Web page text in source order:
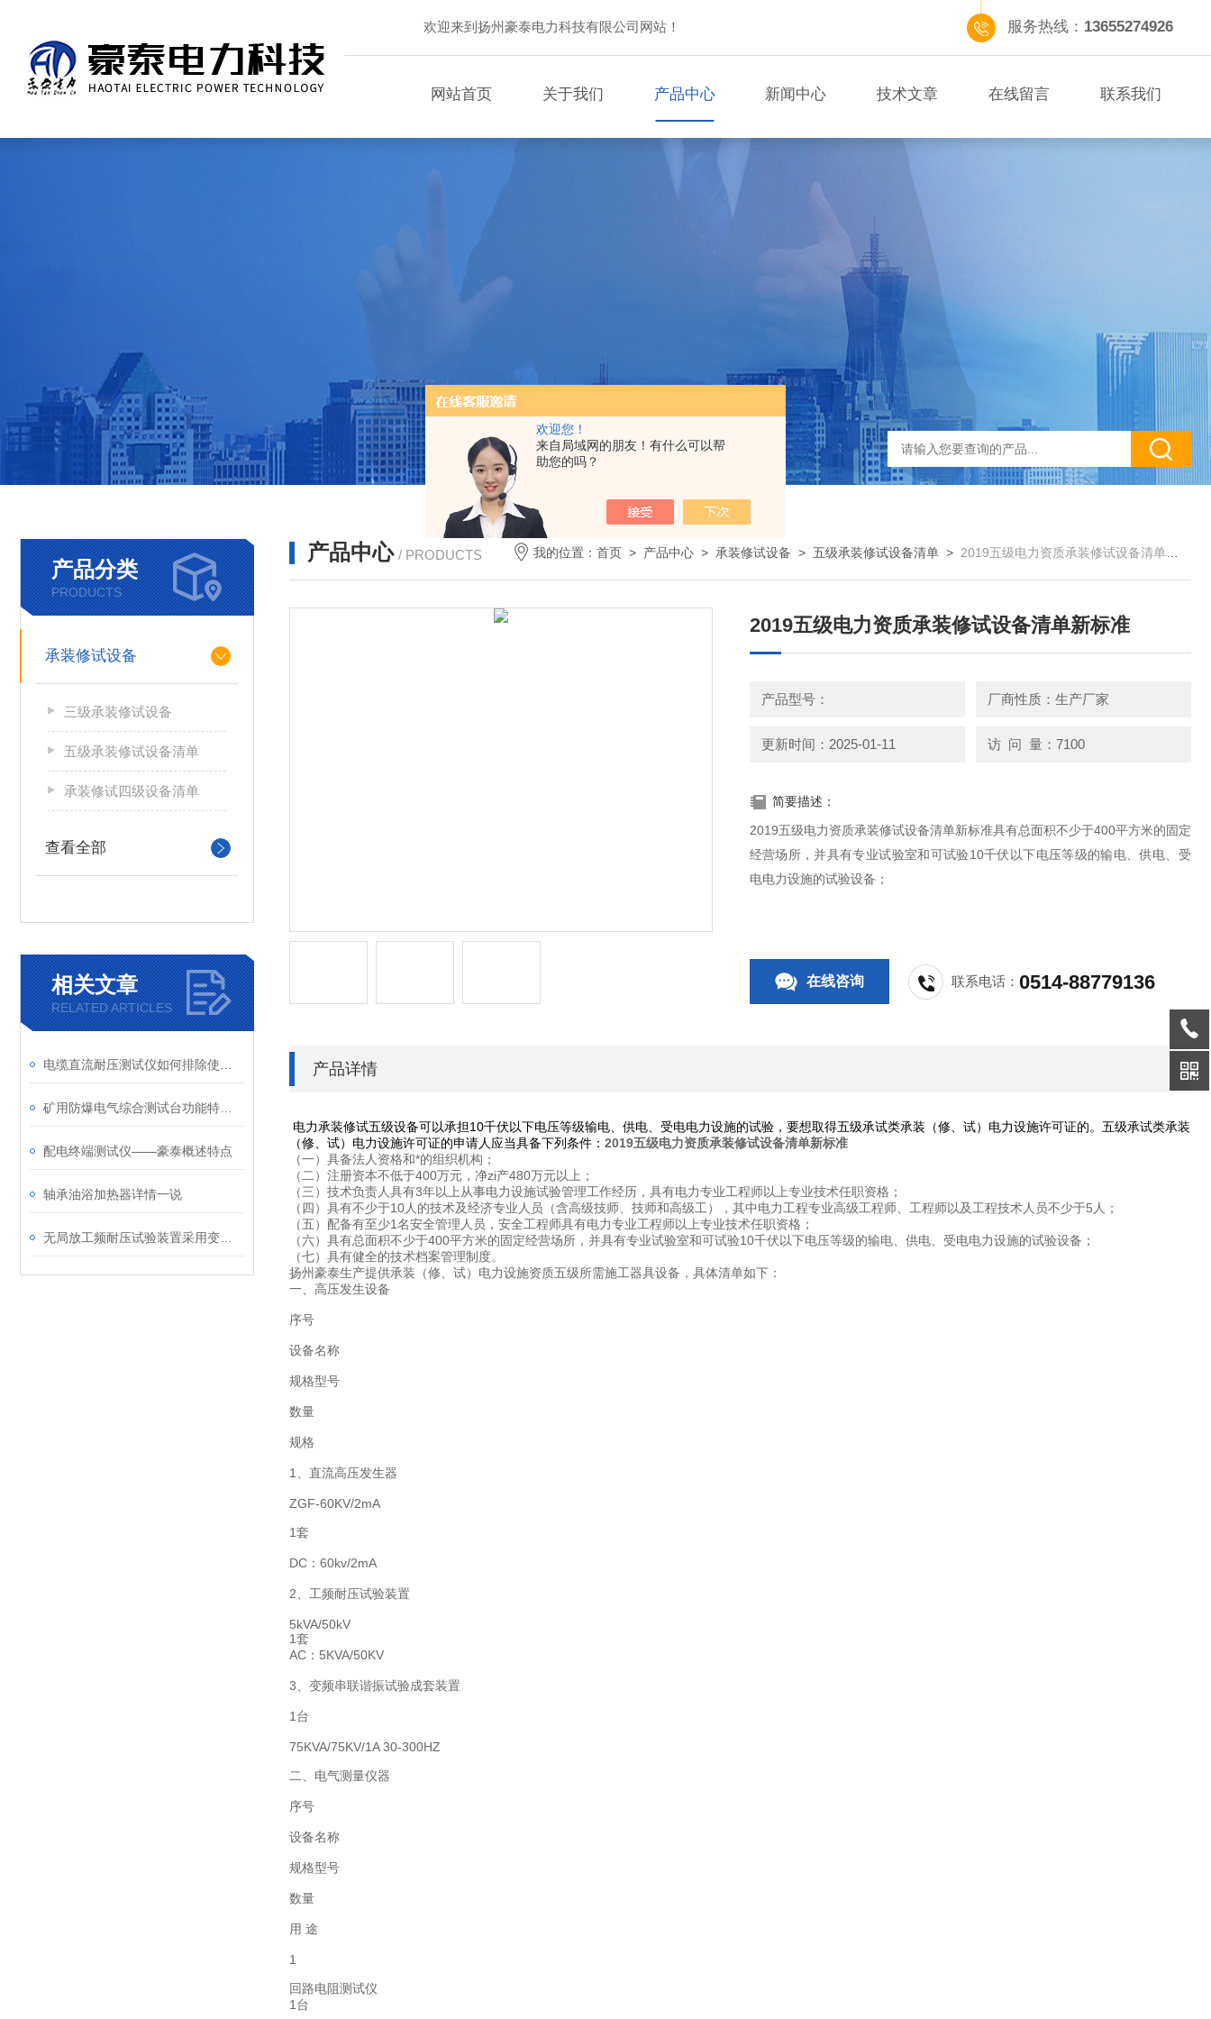
欢迎您！
来自局域网的朋友！有什么可以帮
助您的吗？
欢迎来到扬州豪泰电力科技有限公司网站！ 服务热线： 13655274926
网站首页 关于我们 产品中心 新闻中心 技术文章 在线留言 联系我们
产品分类
PRODUCTS
承装修试设备
三级承装修试设备
五级承装修试设备清单
承装修试四级设备清单
查看全部
相关文章
RELATED ARTICLES
配电终端测试仪——豪泰概述特点
轴承油浴加热器详情一说
产品中心 / PRODUCTS 我的位置：首页 > 产品中心 >承装修试设备 > 五级承装修试设备清单 > 2019五级电力资质承装修试设备清单新标准
2019五级电力资质承装修试设备清单新标准
产品型号： 厂商性质：生产厂家
更新时间：2025-01-11 访 问 量：7100
简要描述：
2019五级电力资质承装修试设备清单新标准具有总面积不少于400平方米的固定
经营场所，并具有专业试验室和可试验10千伏以下电压等级的输电、供电、受
电电力设施的试验设备；
在线咨询 联系电话：0514-88779136
产品详情
电力承装修试五级设备可以承担10千伏以下电压等级输电、供电、受电电力设施的试验，要想取得五级承试类承装（修、试）电力设施许可证的。五级承试类承装
（修、试）电力设施许可证的申请人应当具备下列条件： 2019五级电力资质承装修试设备清单新标准
（一）具备法人资格和*的组织机构；
（二）注册资本不低于400万元，净zi产480万元以上；
（三）技术负责人具有3年以上从事电力设施试验管理工作经历，具有电力专业工程师以上专业技术任职资格；
（四）具有不少于10人的技术及经济专业人员（含高级技师、技师和高级工），其中电力工程专业高级工程师、工程师以及工程技术人员不少于5人；
（五）配备有至少1名安全管理人员，安全工程师具有电力专业工程师以上专业技术任职资格；
（六）具有总面积不少于400平方米的固定经营场所，并具有专业试验室和可试验10千伏以下电压等级的输电、供电、受电电力设施的试验设备；
（七）具有健全的技术档案管理制度。
扬州豪泰生产提供承装（修、试）电力设施资质五级所需施工器具设备，具体清单如下：
一、高压发生设备
序号
设备名称
规格型号
数量
规格
1、直流高压发生器
ZGF-60KV/2mA
1套
DC：60kv/2mA
2、工频耐压试验装置
5kVA/50kV
1套
AC：5KVA/50KV
3、变频串联谐振试验成套装置
1台
75KVA/75KV/1A 30-300HZ
二、电气测量仪器
序号
设备名称
规格型号
数量
用 途
1
回路电阻测试仪
1台